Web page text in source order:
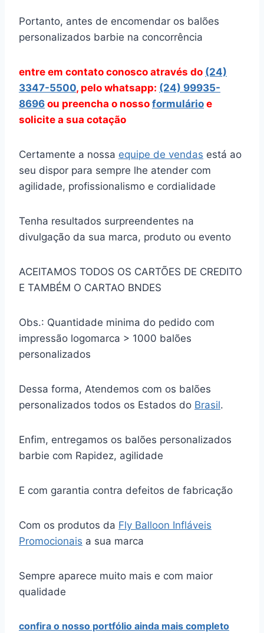
Portanto, antes de encomendar os balões
personalizados barbie na concorrência
entre em contato conosco através do (24)
3347-5500, pelo whatsapp: (24) 99935-
8696 ou preencha o nosso formulário e
solicite a sua cotação
Certamente a nossa equipe de vendas está ao
seu dispor para sempre lhe atender com
agilidade, profissionalismo e cordialidade
Tenha resultados surpreendentes na
divulgação da sua marca, produto ou evento
ACEITAMOS TODOS OS CARTÕES DE CREDITO
E TAMBÉM O CARTAO BNDES
Obs.: Quantidade minima do pedido com
impressão logomarca > 1000 balões
personalizados
Dessa forma, Atendemos com os balões
personalizados todos os Estados do Brasil.
Enfim, entregamos os balões personalizados
barbie com Rapidez, agilidade
E com garantia contra defeitos de fabricação
Com os produtos da Fly Balloon Infláveis
Promocionais a sua marca
Sempre aparece muito mais e com maior
qualidade
confira o nosso portfólio ainda mais completo